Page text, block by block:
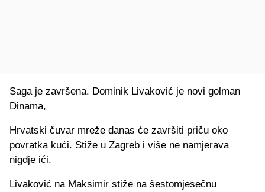
Saga je završena. Dominik Livaković je novi golman
Dinama,
Hrvatski čuvar mreže danas će završiti priču oko
povratka kući. Stiže u Zagreb i više ne namjerava
nigdje ići.
Livaković na Maksimir stiže na šestomjesečnu